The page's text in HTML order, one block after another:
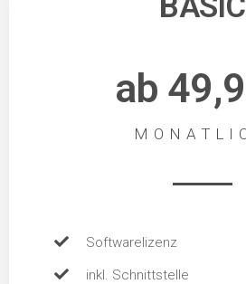
ab
Softwarelizenz
inkl. Schnittstelle